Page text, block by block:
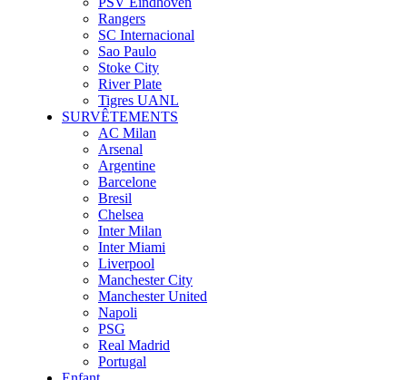
Rangers
SC Internacional
Sao Paulo
Stoke City
River Plate
Tigres UANL
SURVÊTEMENTS
AC Milan
Arsenal
Argentine
Barcelone
Bresil
Chelsea
Inter Milan
Inter Miami
Liverpool
Manchester City
Manchester United
Napoli
PSG
Real Madrid
Portugal